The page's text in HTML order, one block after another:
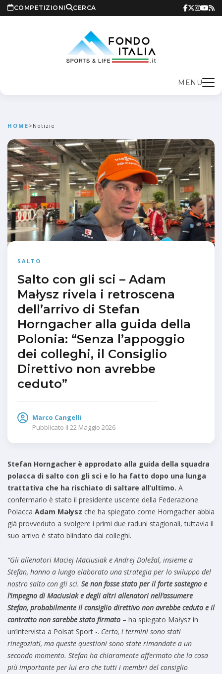
COMPETIZIONI CERCA
MENU
HOME > Notizie
SALTO
Salto con gli sci – Adam
Małysz rivela i retroscena
dell’arrivo di Stefan
Horngacher alla guida della
Polonia: “Senza l’appoggio
dei colleghi, il Consiglio
Direttivo non avrebbe
ceduto”
Marco Cangelli
Pubblicato il 22 Maggio 2026
Stefan Horngacher è approdato alla guida della squadra
polacca di salto con gli sci e lo ha fatto dopo una lunga
trattativa che ha rischiato di saltare all’ultimo. A
confermarlo è stato il presidente uscente della Federazione
Polacca Adam Małysz che ha spiegato come Horngacher abbia
già provveduto a svolgere i primi due raduni stagionali, tuttavia il
suo arrivo è stato blindato dai colleghi.
“Gli allenatori Maciej Maciusiak e Andrej Doležal, insieme a
Stefan, hanno a lungo elaborato una strategia per lo sviluppo del
nostro salto con gli sci. Se non fosse stato per il forte sostegno e
l’impegno di Maciusiak e degli altri allenatori nell’assumere
Stefan, probabilmente il consiglio direttivo non avrebbe ceduto e il
contratto non sarebbe stato firmato – ha spiegato Małysz in
un’intervista a Polsat Sport -. Certo, i termini sono stati
rinegoziati, ma queste questioni sono state rimandate a un
secondo momento. Stefan ha chiaramente affermato che la cosa
più importante per lui era che tutti i membri del consiglio